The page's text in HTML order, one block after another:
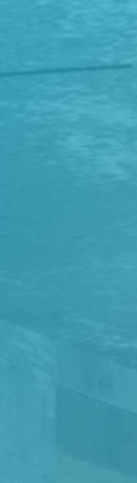
Panneau de gestion des cookies